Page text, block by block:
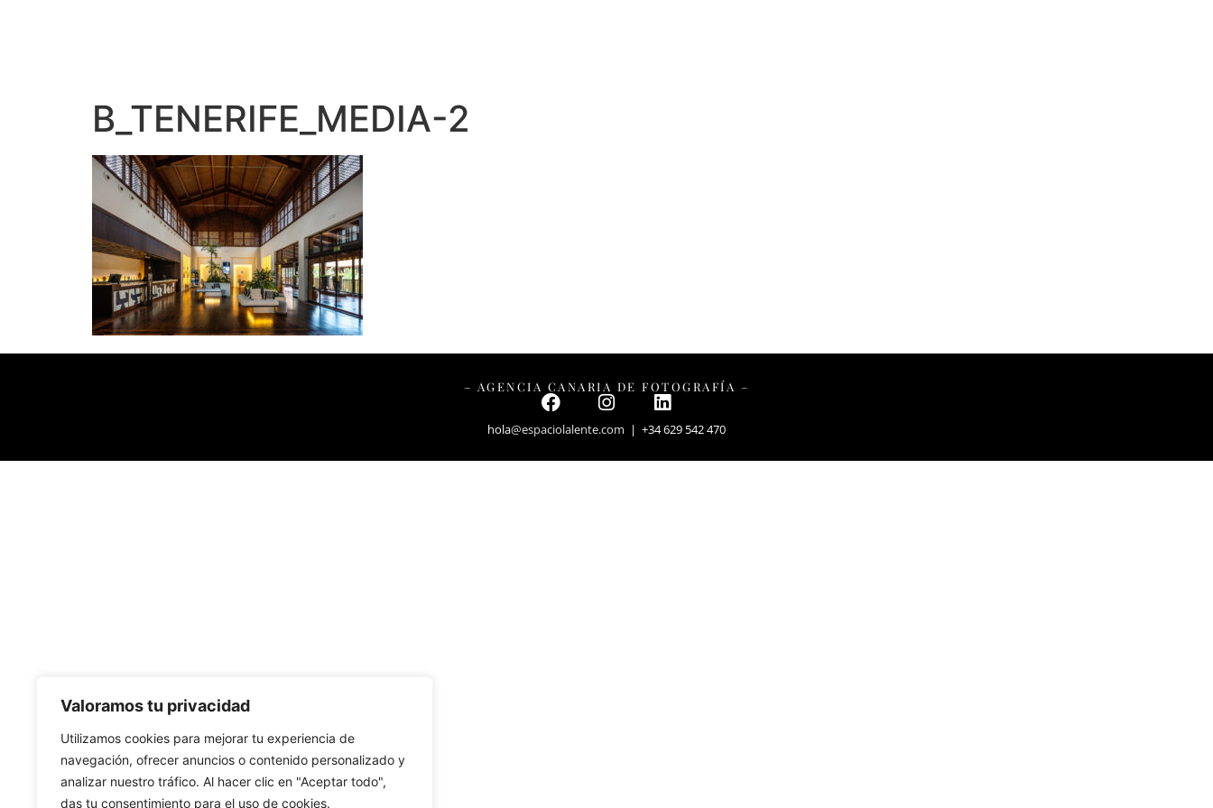
Valoramos tu privacidad
Utilizamos cookies para mejorar tu experiencia de
navegación, ofrecer anuncios o contenido personalizado y
analizar nuestro tráfico. Al hacer clic en "Aceptar todo",
das tu consentimiento para el uso de cookies.
B_TENERIFE_MEDIA-2
– AGENCIA CANARIA DE FOTOGRAFÍA –
hola@espaciolalente.com | +34 629 542 470